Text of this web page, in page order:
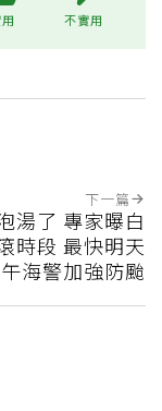
不實用
下一篇
湯了 專家曝白
時段 最快明天
海警加強防颱